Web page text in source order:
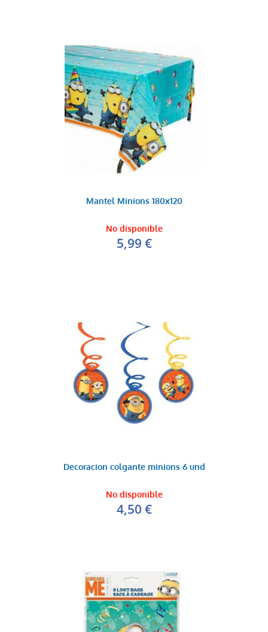
Mantel Minions 180x120
No disponible
5,99 €
Decoracion colgante minions 6 und
No disponible
4,50 €